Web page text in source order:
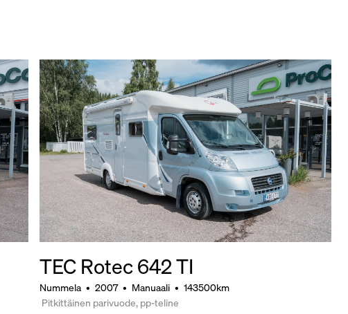
TEC Rotec 642 TI
Nummela • 2007 • Manuaali • 143500km
Pitkittäinen parivuode, pp-teline